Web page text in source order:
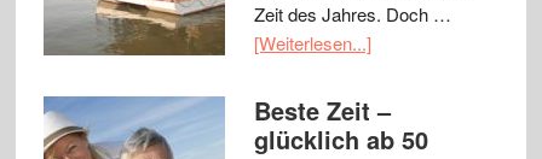
Zeit des Jahres. Doch …
[Weiterlesen...]
Beste Zeit –
glücklich ab 50